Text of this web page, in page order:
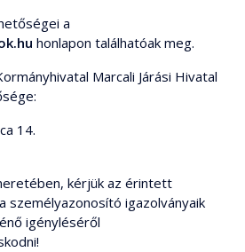
a
honlapon találhatóak meg.
Marcali Járási Hivatal
14.
kérjük az érintett
személyazonosító igazolványaik
igényléséről